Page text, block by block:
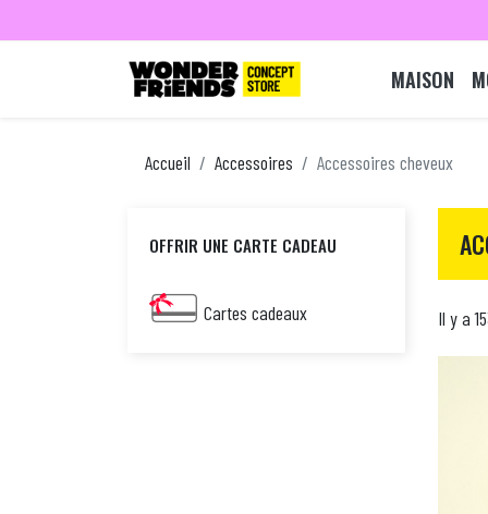
MAISON
Accueil Accessoires Accessoires cheveux
OFFRIR UNE CARTE CADEAU
Cartes cadeaux Il y a